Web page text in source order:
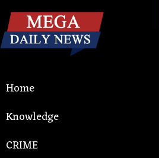
Home
Knowledge
CRIME